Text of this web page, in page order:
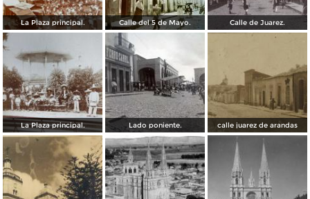
La Plaza principal. Calle del 5 de Mayo. Calle de Juarez.
La Plaza principal. Lado poniente. calle juarez de arandas